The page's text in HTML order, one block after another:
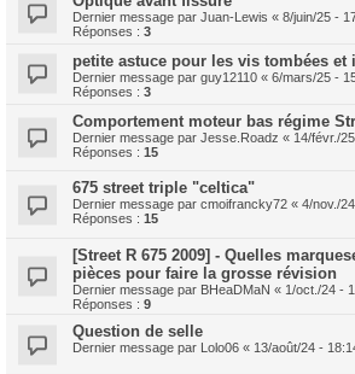
Dernier message par Juan-Lewis « 8/juin/25 -
Réponses : 3
petite astuce pour les vis tombées et
Dernier message par guy12110 « 6/mars/25 -
Réponses : 3
Comportement moteur bas régime
Dernier message par Jesse.Roadz « 14/févr./
Réponses : 15
675 street triple "celtica"
Dernier message par cmoifrancky72 « 4/nov./
Réponses : 15
[Street R 675 2009] - Quelles
pièces pour faire la grosse révision
Dernier message par BHeaDMaN « 1/oct./24 -
Réponses : 9
Question de selle
Dernier message par Lolo06 « 13/août/24 -